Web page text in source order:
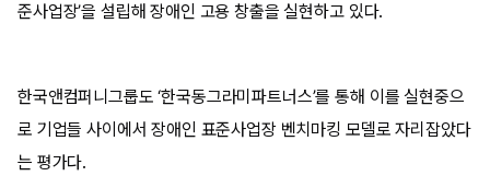
준사업장’을 설립해 장애인 고용 창출을 실현하고 있다.
한국앤컴퍼니그룹도 ‘한국동그라미파트너스’를 통해 이를 실현중으
로 기업들 사이에서 장애인 표준사업장 벤치마킹 모델로 자리잡았다
는 평가다.